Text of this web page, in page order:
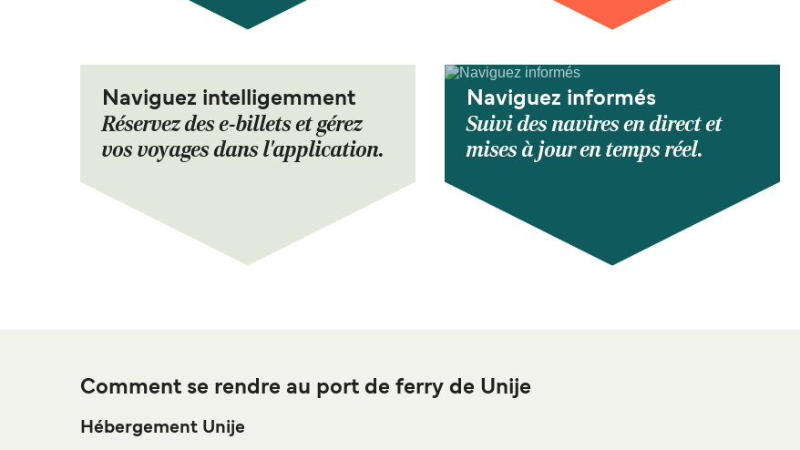
Naviguez intelligemment
Réservez des e-billets et gérez
vos voyages dans l'application.
Naviguez informés
Suivi des navires en direct et
mises à jour en temps réel.
Comment se rendre au port de ferry de Unije
Hébergement Unije